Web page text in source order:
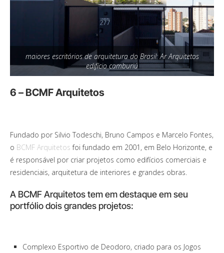
maiores escritórios de arquitetura do Brasil: Ar Arquitetos
edifício camburiú
6 – BCMF Arquitetos
Fundado por Silvio Todeschi, Bruno Campos e Marcelo Fontes,
o BCMF Arquitetos foi fundado em 2001, em Belo Horizonte, e
é responsável por criar projetos como edifícios comerciais e
residenciais, arquitetura de interiores e grandes obras.
A BCMF Arquitetos tem em destaque em seu
portfólio dois grandes projetos:
Complexo Esportivo de Deodoro, criado para os Jogos